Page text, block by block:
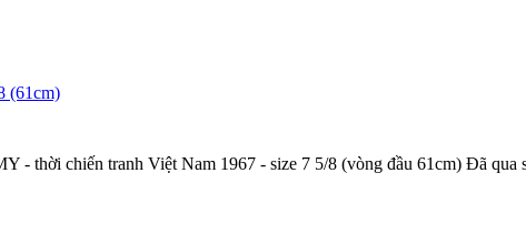
(61cm)
- thời chiến tranh Việt Nam 1967 - size 7 5/8 (vòng đầu 61cm) Đã qua